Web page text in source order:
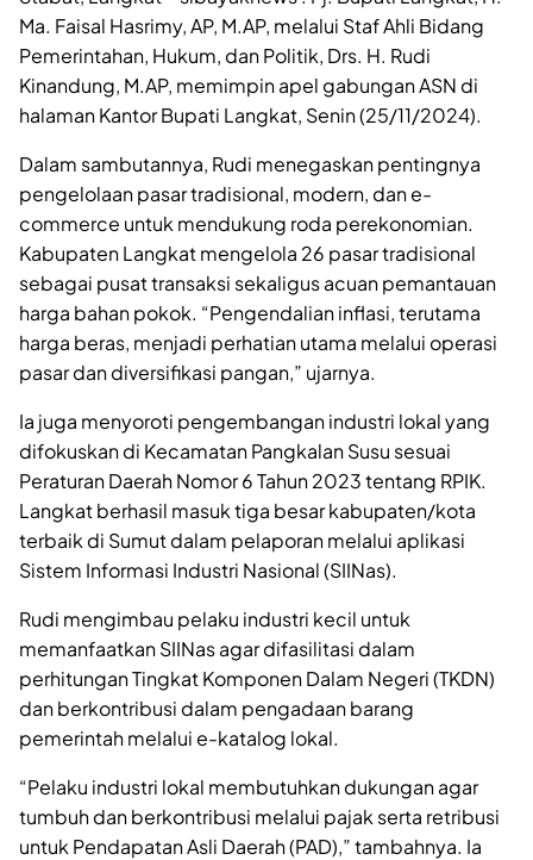
Ma. Faisal Hasrimy, AP, M.AP, melalui Staf Ahli Bidang
Pemerintahan, Hukum, dan Politik, Drs. H. Rudi
Kinandung, M.AP, memimpin apel gabungan ASN di
halaman Kantor Bupati Langkat, Senin (25/11/2024).
Dalam sambutannya, Rudi menegaskan pentingnya
pengelolaan pasar tradisional, modern, dan e-
commerce untuk mendukung roda perekonomian.
Kabupaten Langkat mengelola 26 pasar tradisional
sebagai pusat transaksi sekaligus acuan pemantauan
harga bahan pokok. “Pengendalian inflasi, terutama
harga beras, menjadi perhatian utama melalui operasi
pasar dan diversifikasi pangan,” ujarnya.
Ia juga menyoroti pengembangan industri lokal yang
difokuskan di Kecamatan Pangkalan Susu sesuai
Peraturan Daerah Nomor 6 Tahun 2023 tentang RPIK.
Langkat berhasil masuk tiga besar kabupaten/kota
terbaik di Sumut dalam pelaporan melalui aplikasi
Sistem Informasi Industri Nasional (SIINas).
Rudi mengimbau pelaku industri kecil untuk
memanfaatkan SIINas agar difasilitasi dalam
perhitungan Tingkat Komponen Dalam Negeri (TKDN)
dan berkontribusi dalam pengadaan barang
pemerintah melalui e-katalog lokal.
“Pelaku industri lokal membutuhkan dukungan agar
tumbuh dan berkontribusi melalui pajak serta retribusi
untuk Pendapatan Asli Daerah (PAD),” tambahnya. Ia